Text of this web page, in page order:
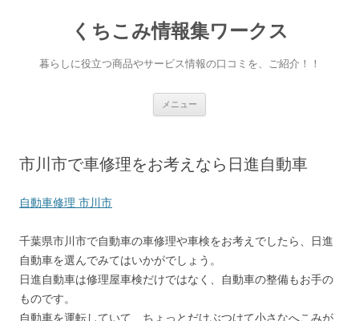
くちこみ情報集ワークス
暮らしに役立つ商品やサービス情報の口コミを、ご紹介！！
メニュー
市川市で車修理をお考えなら日進自動車
自動車修理 市川市
千葉県市川市で自動車の車修理や車検をお考えでしたら、日進
自動車を選んでみてはいかがでしょう。
日進自動車は修理屋車検だけではなく、自動車の整備もお手の
ものです。
自動車を運転していて、ちょっとだけぶつけて小さなへこみが